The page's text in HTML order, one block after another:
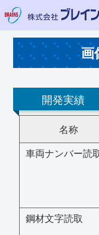
画
開発実績
名称
車両ナンバー読
鋼材文字読取